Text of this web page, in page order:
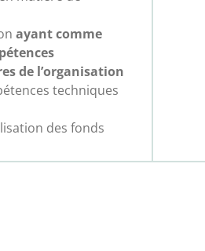
ayant comme
de l’organisation
techniques
des fonds